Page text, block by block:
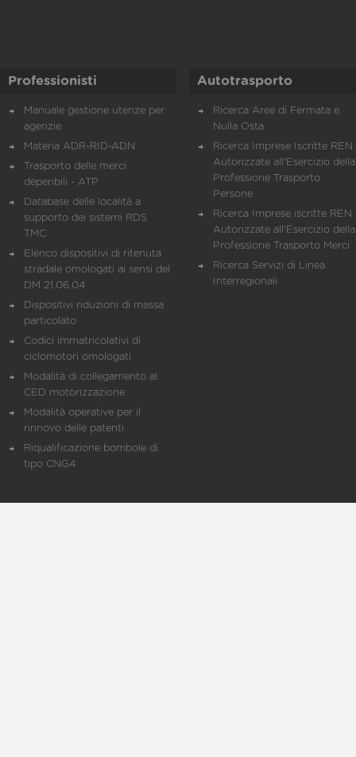
Professionisti
Manuale gestione utenze per
agenzie
Materia ADR-RID-ADN
Trasporto delle merci
deperibili - ATP
Database delle località a
supporto dei sistemi RDS
TMC
Elenco dispositivi di ritenuta
stradale omologati ai sensi del
DM 21.06.04
Dispositivi riduzioni di massa
particolato
Codici immatricolativi di
ciclomotori omologati
Modalità di collegamento al
CED motorizzazione
Modalità operative per il
rinnovo delle patenti
Riqualificazione bombole di
tipo CNG4
Autotrasporto
Ricerca Aree di Fermata e
Nulla Osta
Ricerca Imprese Iscritte REN
Autorizzate all'Esercizio della
Professione Trasporto
Persone
Ricerca Imprese iscritte REN
Autorizzate all'Esercizio della
Professione Trasporto Merci
Ricerca Servizi di Linea
Interregionali